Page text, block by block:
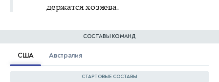
держатся хозяева.
СОСТАВЫ КОМАНД
США Австралия
СТАРТОВЫЕ СОСТАВЫ